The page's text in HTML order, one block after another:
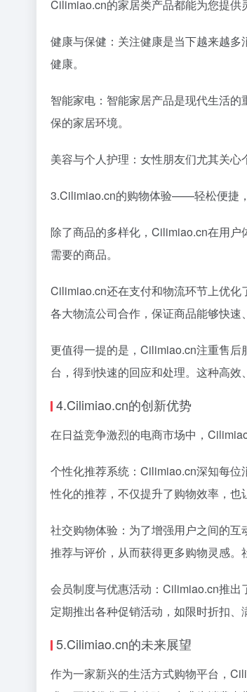
Cilimiao.cn的家居类产品都能为您提供
健康与保健：关注健康是当下越来越
健康。
智能家电：智能家居产品是现代生活
保的家居环境。
美容与个人护理：女性朋友们尤其关
3.Cilimiao.cn的购物体验——轻松便捷
除了商品的多样化，Cilimiao.cn在用
需要的商品。
Cilimiao.cn还在支付和物流环节上优
各大物流公司合作，保证商品能够快速
更值得一提的是，Cilimiao.cn注重售
台，得到快速的回应和处理。这种高效
4.Cilimiao.cn的创新优势
在日益竞争激烈的电商市场中，
个性化推荐系统：Cilimiao.cn深知每
性化的推荐，不仅提升了购物效率，也
社交购物体验：为了增强用户之间的
推荐与评价，从而获得更多购物灵感。
会员制度与优惠活动：Cilimiao.cn推
定期推出各种促销活动，如限时折扣、
5.Cilimiao.cn的未来展望
作为一家新兴的生活方式购物平台，